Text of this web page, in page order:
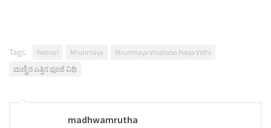
Tags: Festival Mrunmaya
Mrunmaya Vrushaba Pooja Vidhi
ಮಣ್ಣಿನ ಎತ್ತಿನ ಪೂಜೆ ವಿಧಿ
madhwamrutha